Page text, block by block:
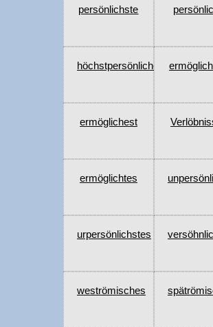
persönlichste
höchstpersönliche
ermöglichest
ermöglichtes
urpersönlichstes
weströmisches